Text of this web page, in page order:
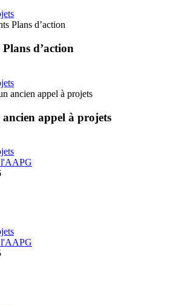
Plans d’action
d’action
ancien appel à projets
appel à projets
l'AAPG
l'AAPG